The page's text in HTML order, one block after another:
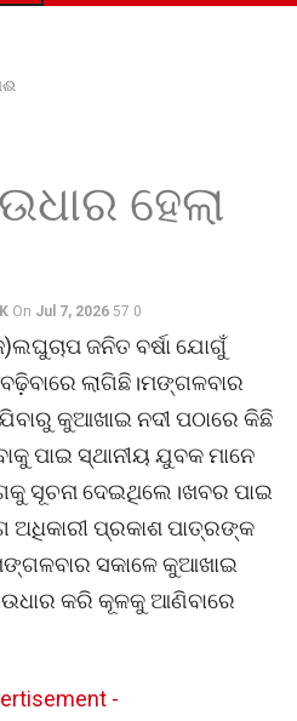
ହେଲା
On Jul 7, 2026 57 0
ଜନିତ ବର୍ଷା ଯୋଗୁଁ
ଲାଗିଛି।ମଙ୍ଗଳବାର
କୁଆଖାଇ ନଦୀ ପଠାରେ କିଛି
ପାଇ ସ୍ଥାନୀୟ ଯୁବକ ମାନେ
ସୂଚନା ଦେଇଥିଲେ।ଖବର ପାଇ
ପ୍ରକାଶ ପାତ୍ରଙ୍କ
ସକାଳେ କୁଆଖାଇ
କରି କୂଳକୁ ଆଣିବାରେ